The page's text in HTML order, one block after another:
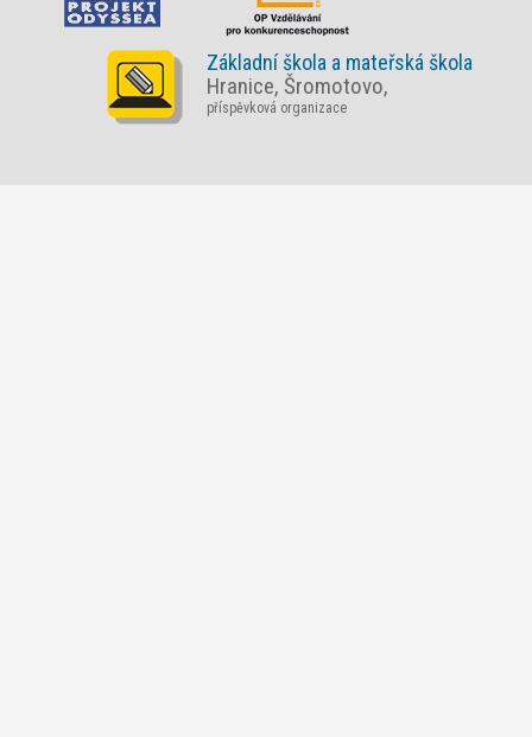
Základní škola a mateřská škola
Hranice, Šromotovo,
příspěvková organizace